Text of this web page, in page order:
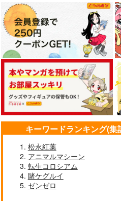
キーワードランキング(
松永紅葉
アニマルマシーン
転生コロシアム
賭ケグルイ
ゼンゼロ